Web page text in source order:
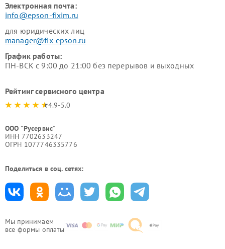
Мы принимаем
все формы оплаты
Электронная почта:
info@epson-fixim.ru
для юридических лиц
manager@fix-epson.ru
График работы:
ПН-ВСК с 9:00 до 21:00 без перерывов и выходных
Рейтинг сервисного центра
4.9-5.0
ООО "Русервис"
ИНН 7702633247
ОГРН 1077746335776
Поделиться в соц. сетях: